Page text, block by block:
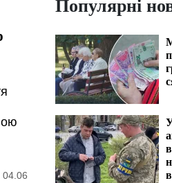
04.06